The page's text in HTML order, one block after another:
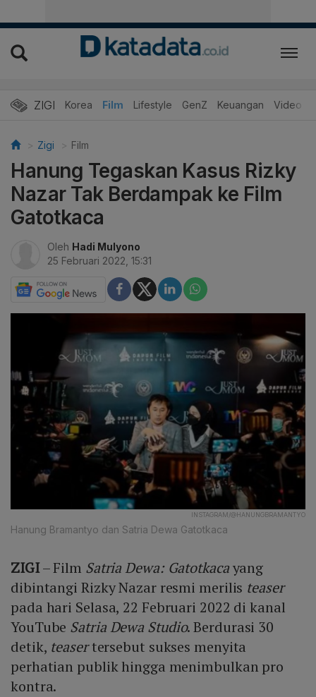
ZIGI
Hits Korea Film Lifestyle GenZ Keuangan Video
Zigi Film
Hanung Tegaskan Kasus Rizky
Nazar Tak Berdampak ke Film
Gatotkaca
Oleh Hadi Mulyono
25 Februari 2022, 15:31
INSTAGRAM/@HANUNGBRAMANTYO
Hanung Bramantyo dan Satria Dewa Gatotkaca
ZIGI– Film Satria Dewa: Gatotkacayang
dibintangi Rizky Nazar resmi merilis teaser
pada hari Selasa, 22 Februari 2022 di kanal
YouTube Satria Dewa Studio. Berdurasi 30
detik, teasertersebut sukses menyita
perhatian publik hingga menimbulkan pro
kontra.